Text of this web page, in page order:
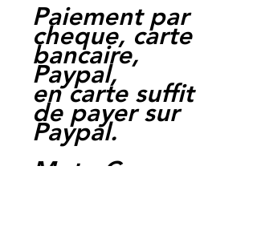
Paiement par
cheque, carte
bancaire,
Paypal,
en carte suffit
de payer sur
Paypal.
Moto Casse